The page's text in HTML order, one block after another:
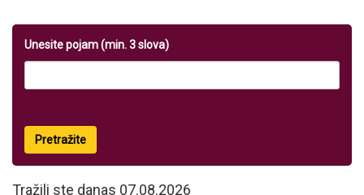
Unesite pojam (min. 3 slova)
Pretražite
Tražili ste danas 07.08.2026